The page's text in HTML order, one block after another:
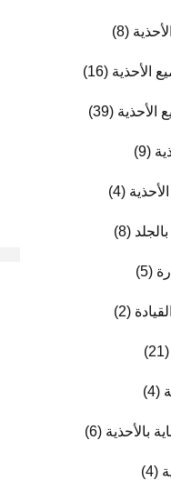
(8)
الأحذية (16)
الأحذية (39)
(9)
(4)
(8)
(5)
(2)
(21)
(4)
بالأحذية (6)
(4)